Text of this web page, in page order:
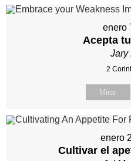
enero
Acepta
Jary
2
Mirar
enero
Cultivar el